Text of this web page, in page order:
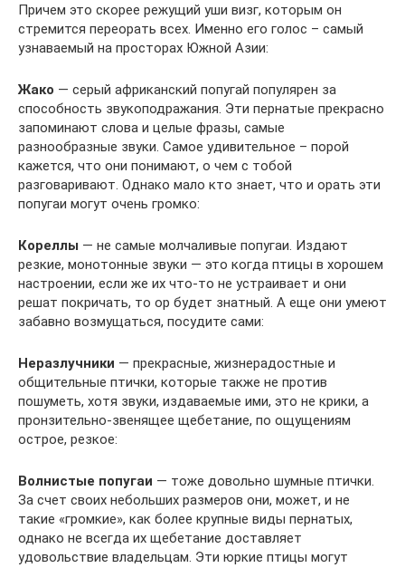
Причем это скорее режущий уши визг, которым он
стремится переорать всех. Именно его голос – самый
узнаваемый на просторах Южной Азии:
Жако — серый африканский попугай популярен за
способность звукоподражания. Эти пернатые прекрасно
запоминают слова и целые фразы, самые
разнообразные звуки. Самое удивительное – порой
кажется, что они понимают, о чем с тобой
разговаривают. Однако мало кто знает, что и орать эти
попугаи могут очень громко:
Кореллы — не самые молчаливые попугаи. Издают
резкие, монотонные звуки — это когда птицы в хорошем
настроении, если же их что-то не устраивает и они
решат покричать, то ор будет знатный. А еще они умеют
забавно возмущаться, посудите сами:
Неразлучники — прекрасные, жизнерадостные и
общительные птички, которые также не против
пошуметь, хотя звуки, издаваемые ими, это не крики, а
пронзительно-звенящее щебетание, по ощущениям
острое, резкое:
Волнистые попугаи — тоже довольно шумные птички.
За счет своих небольших размеров они, может, и не
такие «громкие», как более крупные виды пернатых,
однако не всегда их щебетание доставляет
удовольствие владельцам. Эти юркие птицы могут